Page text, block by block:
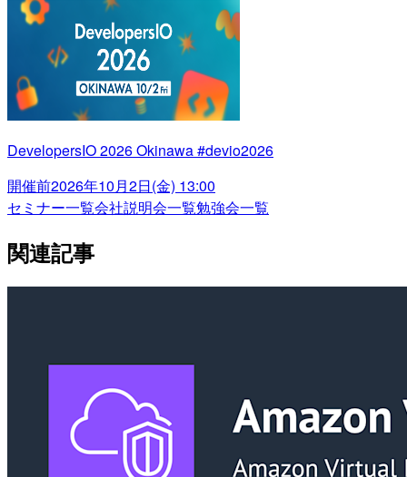
DevelopersIO 2026 Okinawa #devio2026
開催前2026年10月2日(金) 13:00
セミナー一覧会社説明会一覧勉強会一覧
関連記事